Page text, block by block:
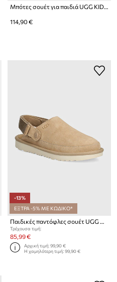
114,90 €
-13%
ΕΞΤΡΑ -5% ΜΕ ΚΩΔΙΚΟ*
Παιδικές παντόφλες σουέτ UGG GOLDENSTAR CLOG
Τρέχουσα τιμή:
85,99 €
Αρχική τιμή:99,90 €
Η χαμηλότερη τιμή:99,90 €